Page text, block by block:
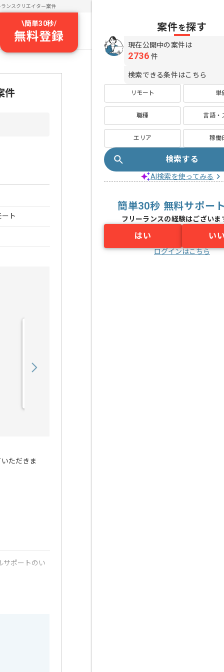
ランスクリエイター案件
\簡単30秒/
無料登録
件
ト
ただきま
サポートのい
案件を探す
現在公開中の案件は
2736 件
検索できる条件はこちら
リモート 単
職種 言語・
エリア 稼働
検索する
AI検索を使ってみる
簡単30秒 無料サポー
フリーランスの経験はございま
はい い
ログインはこちら